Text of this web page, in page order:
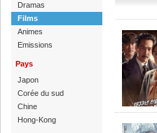
Dramas
Films
Animes
Emissions
Pays
Japon
Corée du sud
Chine
Hong-Kong